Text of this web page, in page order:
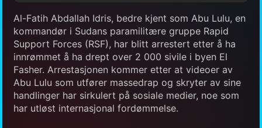
Al-Fatih Abdallah Idris, bedre kjent som Abu Lulu, en
kommandør i Sudans paramilitære gruppe Rapid
Support Forces (RSF), har blitt arrestert etter å ha
innrømmet å ha drept over 2 000 sivile i byen El
Fasher. Arrestasjonen kommer etter at videoer av
Abu Lulu som utfører massedrap og skryter av sine
handlinger har sirkulert på sosiale medier, noe som
har utløst internasjonal fordømmelse.